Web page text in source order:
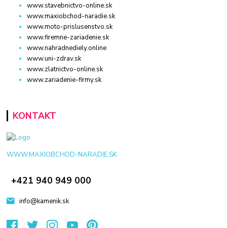
www.stavebnictvo-online.sk
www.maxiobchod-naradie.sk
www.moto-prislusenstvo.sk
www.firemne-zariadenie.sk
www.nahradnediely.online
www.uni-zdrav.sk
www.zlatnictvo-online.sk
www.zariadenie-firmy.sk
KONTAKT
WWW.MAXIOBCHOD-NARADIE.SK
+421 940 949 000
info@kamenik.sk